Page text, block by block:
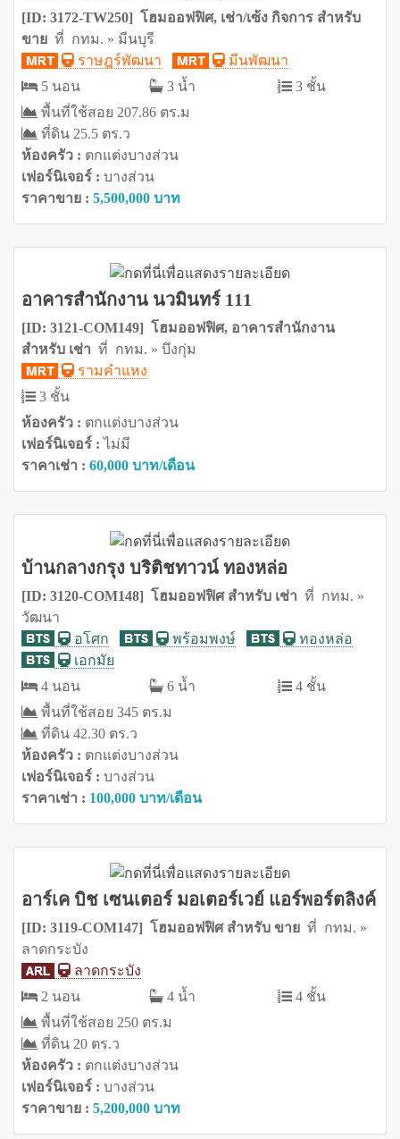
[ID: 3172-TW250] โฮมออฟฟิศ, เช่า/เซ้ง กิจการ สำหรับ
ขาย ที่ กทม. » มีนบุรี
ราษฎร์พัฒนา
มีนพัฒนา
5 นอน
3 น้ำ
3 ชั้น
พื้นที่ใช้สอย 207.86 ตร.ม
ที่ดิน 25.5 ตร.ว
ห้องครัว : ตกแต่งบางส่วน
เฟอร์นิเจอร์ : บางส่วน
ราคาขาย : 5,500,000 บาท
อาคารสำนักงาน นวมินทร์ 111
[ID: 3121-COM149] โฮมออฟฟิศ, อาคารสำนักงาน
สำหรับ เช่า ที่ กทม. » บึงกุ่ม
รามคำแหง
3 ชั้น
ห้องครัว : ตกแต่งบางส่วน
เฟอร์นิเจอร์ :ไม่มี
ราคาเช่า : 60,000 บาท/เดือน
บ้านกลางกรุง บริติชทาวน์ ทองหล่อ
[ID: 3120-COM148] โฮมออฟฟิศ สำหรับ เช่า ที่ กทม. »
วัฒนา
อโศก
พร้อมพงษ์
ทองหล่อ
เอกมัย
4 นอน
6 น้ำ
4 ชั้น
พื้นที่ใช้สอย 345 ตร.ม
ที่ดิน 42.30 ตร.ว
ห้องครัว : ตกแต่งบางส่วน
เฟอร์นิเจอร์ : บางส่วน
ราคาเช่า : 100,000 บาท/เดือน
อาร์เค บิช เซนเตอร์ มอเตอร์เวย์ แอร์พอร์ตลิงค์
[ID: 3119-COM147] โฮมออฟฟิศ สำหรับ ขาย ที่ กทม. »
ลาดกระบัง
ลาดกระบัง
2 นอน
4 น้ำ
4 ชั้น
พื้นที่ใช้สอย 250 ตร.ม
ที่ดิน 20 ตร.ว
ห้องครัว : ตกแต่งบางส่วน
เฟอร์นิเจอร์ : บางส่วน
ราคาขาย : 5,200,000 บาท